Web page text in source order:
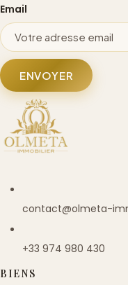
Email
ENVOYER
contact@olmeta-
+33 974 980 430
BIENS